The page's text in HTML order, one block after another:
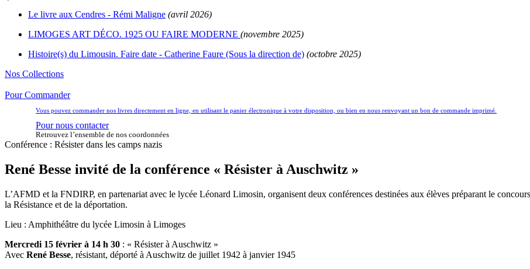
Le livre aux Cendres - Rémi Maligne (avril 2026)
LIMOGES ART DÉCO. 1925 OU FAIRE MODERNE (novembre 2025)
Histoire(s) du Limousin. Faire date - Catherine Faure (Sous la direction de) (octobre 2025)
Nos Collections
Pour Commander
Vous pouvez commander nos livres directement en ligne, en utilisant le panier électronique à votre disposition, ou bien en nous renvoyant un bon de commande imprimé.
Pour nous contacter
Retrouvez l’ensemble de nos coordonnées
Conférence : Résister dans les camps nazis
René Besse invité de la conférence « Résister à Auschwitz »
L’AFMD et la FNDIRP, en partenariat avec le lycée Léonard Limosin, organisent deux conférences destinées aux élèves préparant le
la Résistance et de la déportation.
Lieu : Amphithéâtre du lycée Limosin à Limoges
Mercredi 15 février à 14 h 30 : « Résister à Auschwitz »
Avec René Besse, résistant, déporté à Auschwitz de juillet 1942 à janvier 1945